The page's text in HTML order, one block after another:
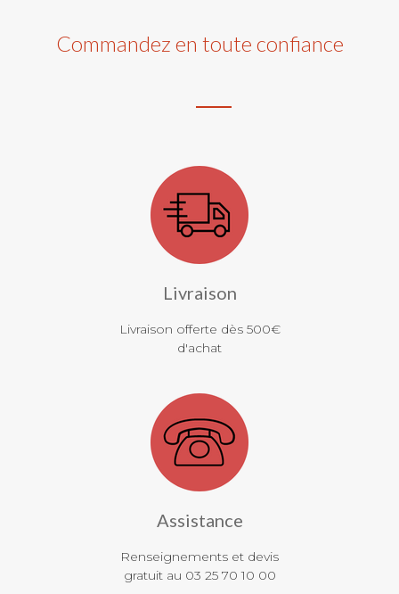
Commandez en toute confiance
Livraison
Livraison offerte dès 500€
d'achat
Assistance
Renseignements et devis
gratuit au 03 25 70 10 00